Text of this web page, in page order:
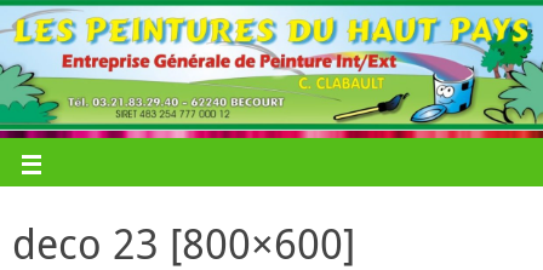
deco 23 [800×600]